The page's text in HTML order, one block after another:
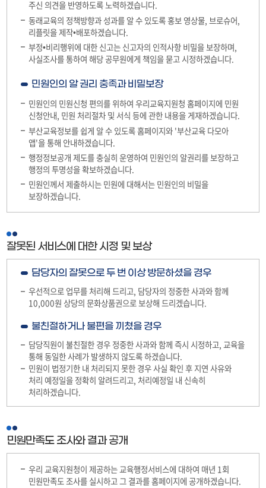
주신 의견을 반영하도록 노력하겠습니다.
동래교육의 정책방향과 성과를 알 수 있도록 홍보 영상물, 브로슈어,
리플릿을 제작•배포하겠습니다.
부정•비리행위에 대한 신고는 신고자의 인적사항 비밀을 보장하며,
사실조사를 통하여 해당 공무원에게 책임을 묻고 시정하겠습니다.
민원인의 알 권리 충족과 비밀보장
민원인의 민원신청 편의를 위하여 우리교육지원청 홈페이지에 민원
신청안내, 민원 처리절차 및 서식 등에 관한 내용을 게재하겠습니다.
부산교육정보를 쉽게 알 수 있도록 홈페이지와 '부산교육 다모아
앱'을 통해 안내하겠습니다.
행정정보공개 제도를 충실히 운영하여 민원인의 알권리를 보장하고
행정의 투명성을 확보하겠습니다.
민원인께서 제출하시는 민원에 대해서는 민원인의 비밀을
보장하겠습니다.
잘못된 서비스에 대한 시정 및 보상
담당자의 잘못으로 두 번 이상 방문하셨을 경우
우선적으로 업무를 처리해 드리고, 담당자의 정중한 사과와 함께
10,000원 상당의 문화상품권으로 보상해 드리겠습니다.
불친절하거나 불편을 끼쳤을 경우
담당직원이 불친절한 경우 정중한 사과와 함께 즉시 시정하고, 교육을
통해 동일한 사례가 발생하지 않도록 하겠습니다.
민원이 법정기한 내 처리되지 못한 경우 사실 확인 후 지연 사유와
처리 예정일을 정확히 알려드리고, 처리예정일 내 신속히
처리하겠습니다.
민원만족도 조사와 결과 공개
우리 교육지원청이 제공하는 교육행정서비스에 대하여 매년 1회
민원만족도 조사를 실시하고 그 결과를 홈페이지에 공개하겠습니다.